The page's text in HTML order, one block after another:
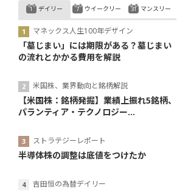
デイリー
マネックス人生100年デザイン
「墓じまい」には期限がある？墓じまい
の流れとかかる費用を解説
米国株、業界動向と銘柄解説
【米国株：銘柄発掘】業績上振れ5銘柄、
パランティア・テクノロジー...
ストラテジーレポート
半導体株の調整は底値をつけたか
吉田恒の為替デイリー
ウイークリー マンスリー